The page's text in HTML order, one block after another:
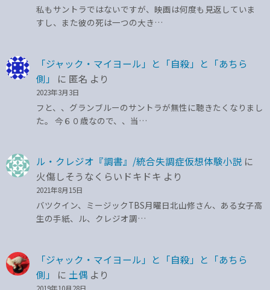
私もサントラではないですが、映画は何度も見返していま
すし、また彼の死は一つの大き…
「ジャック・マイヨール」と「自殺」と「あちら
側」
に 匿名 より
2023年3月3日
フと、、グランブルーのサントラが無性に聴きたくなりまし
た。 今６０歳なので、、当…
ル・クレジオ『調書』/統合失調症仮想体験小説 に
火傷しそうなくらいドキドキ より
2021年8月15日
バツクイン、ミージックTBS月曜日北山修さん、ある女子高
生の手紙、ル、クレジオ調…
「ジャック・マイヨール」と「自殺」と「あちら
側」
に 土偶 より
2019年10月28日